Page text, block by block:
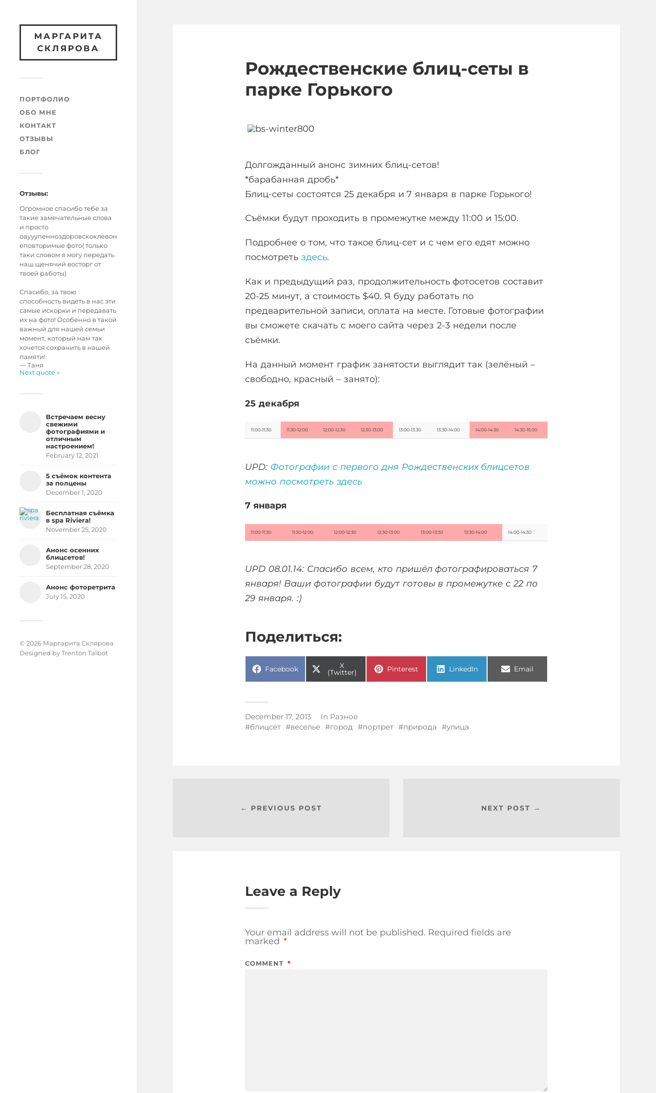
МАРГАРИТА
СКЛЯРОВА
ПОРТФОЛИО
ОБО МНЕ
КОНТАКТ
ОТЗЫВЫ
БЛОГ
Отзывы:
Огромное спасибо тебе за
такие замечательные слова
и просто
оаууупенноздоровскоклевон
еповторимые фото( только
таки словом я могу передать
наш щенячий восторг от
твоей работы)
Спасибо, за твою
способность видеть в нас эти
самые искорки и передавать
их на фото! Особенно в такой
важный для нашей семьи
момент, который нам так
хочется сохранить в нашей
памяти!
— Таня
Next quote »
Встречаем весну
свежими
фотографиями и
отличным
настроением!
February 12, 2021
5 съёмок контента
за полцены
December 1, 2020
Бесплатная съёмка
в spa Riviera!
November 25, 2020
Анонс осенних
блицсетов!
September 28, 2020
Анонс фоторетрита
July 15, 2020
© 2026 Маргарита Склярова
Designed byTrenton Talbot
Рождественские блиц-сеты в
парке Горького
Долгожданный анонс зимних блиц-сетов!
*барабанная дробь*
Блиц-сеты состоятся 25 декабря и 7 января в парке Горького!
Съёмки будут проходить в промежутке между 11:00 и 15:00.
Подробнее о том, что такое блиц-сет и с чем его едят можно
посмотреть здесь.
Как и предыдущий раз, продолжительность фотосетов составит
20-25 минут, а стоимость $40. Я буду работать по
предварительной записи, оплата на месте. Готовые фотографии
вы сможете скачать с моего сайта через 2-3 недели после
съёмки.
На данный момент график занятости выглядит так (зелёный –
свободно, красный – занято):
25 декабря
11:00-11:30 11:30-12:00 12:00-12:30 12:30-13:00 13:00-13:30 13:30-14:00 14:00-14:30 14:30-15:00
UPD: Фотографии с первого дня Рождественских блицсетов
можно посмотреть здесь
7 января
11:00-11:30 11:30-12:00 12:00-12:30 12:30-13:00 13:00-13:30 13:30-14:00 14:00-14:30
UPD 08.01.14: Спасибо всем, кто пришёл фотографироваться 7
января! Ваши фотографии будут готовы в промежутке с 22 по
29 января. :)
Поделиться:
Facebook X
(Twitter) Pinterest LinkedIn Email
December 17, 2013 In Разное
блицсет
веселье город портрет природа улица
← PREVIOUS POST NEXT POST →
Leave a Reply
Your email address will not be published. Required fields are
marked *
COMMENT *